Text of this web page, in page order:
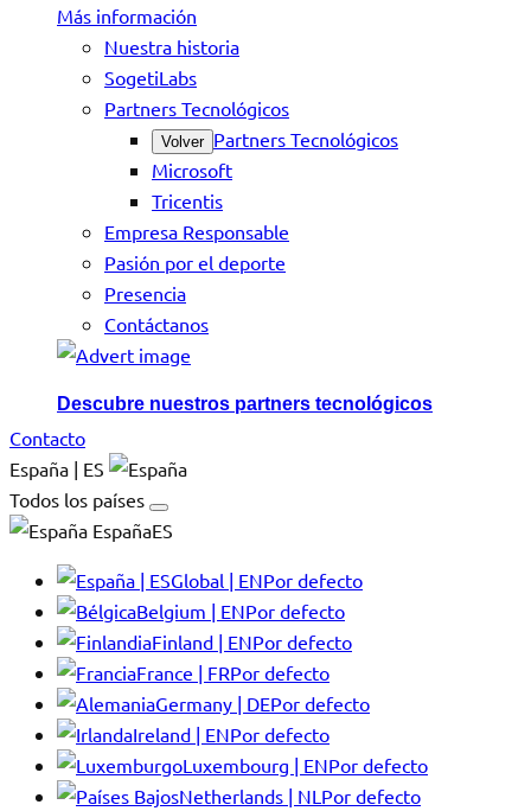
Más información
Nuestra historia
SogetiLabs
Partners Tecnológicos
Volver Partners Tecnológicos
Microsoft
Tricentis
Empresa Responsable
Pasión por el deporte
Presencia
Contáctanos
Descubre nuestros partners tecnológicos
Contacto
España | ES
Todos los países
EspañaES
Global | ENPor defecto
Belgium | ENPor defecto
Finland | ENPor defecto
France | FRPor defecto
Germany | DEPor defecto
Ireland | ENPor defecto
Luxembourg | ENPor defecto
Netherlands | NL Por defecto